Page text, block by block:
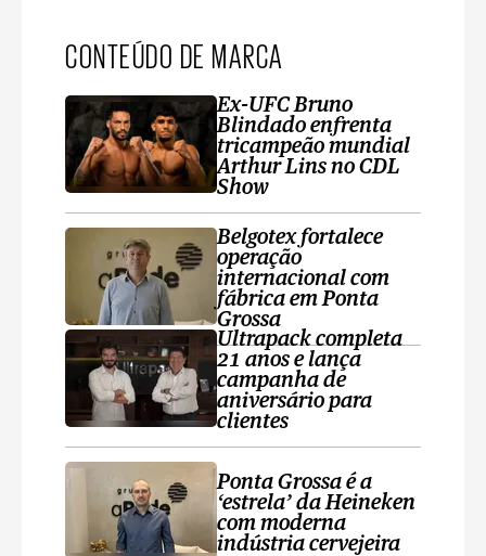
CONTEÚDO DE MARCA
Ex-UFC Bruno
Blindado enfrenta
tricampeão mundial
Arthur Lins no CDL
Show
Belgotex fortalece
operação
internacional com
fábrica em Ponta
Grossa
Ultrapack completa
21 anos e lança
campanha de
aniversário para
clientes
Ponta Grossa é a
‘estrela’ da Heineken
com moderna
indústria cervejeira